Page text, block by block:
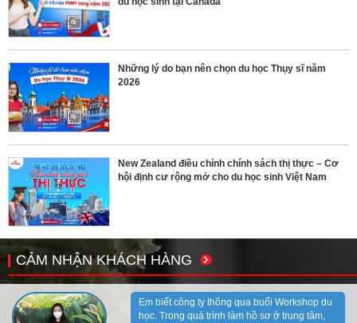
Những lý do bạn nên chọn du học Thụy sĩ năm
2026
New Zealand điều chỉnh chính sách thị thực – Cơ
hội định cư rộng mở cho du học sinh Việt Nam
CẢM NHẬN KHÁCH HÀNG
Em biết công ty thông qua buổi Workshop du
học. Trong quá trình làm hồ sơ ở trung tâm,